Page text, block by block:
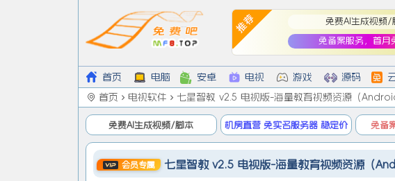
免费AI生成视频/
免备案服务，首月
首页 电脑 安卓 电视 游戏 源码
首页 电视软件 七星智教 v2.5 电视版-海量教育视频资源（
免费AI生成视频/脚本 机房直营 免实名服务器 稳定价 免备
会员专属 七星智教 v2.5 电视版-海量教育视频资源（